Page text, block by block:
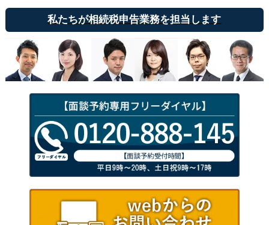
私たちが相続税申告業務を担当します